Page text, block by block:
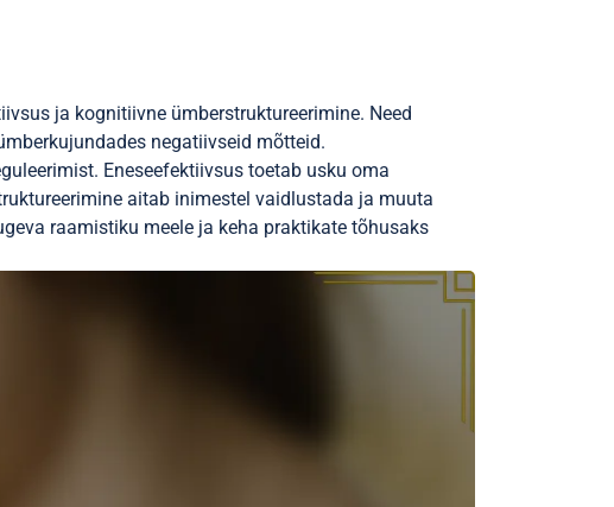
ja kognitiivne ümberstruktureerimine. Need
negatiivseid mõtteid.
Eneseefektiivsus toetab usku oma
aitab inimestel vaidlustada ja muuta
raamistiku meele ja keha praktikate tõhusaks